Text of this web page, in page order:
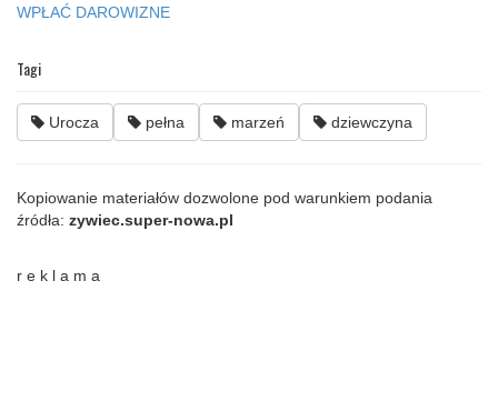
WPŁAĆ DAROWIZNE
Tagi
Urocza pełna marzeń dziewczyna
Kopiowanie materiałów dozwolone pod warunkiem podania
źródła: zywiec.super-nowa.pl
r e k l a m a